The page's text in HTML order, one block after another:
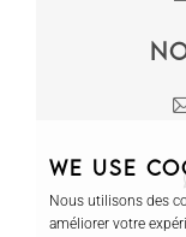
We use
Nous utilisons des
améliorer votre